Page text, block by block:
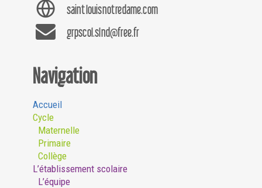
saintlouisnotredame.com
grpscol.slnd@free.fr
Navigation
Accueil
Cycle
Maternelle
Primaire
Collège
L’établissement scolaire
L’équipe